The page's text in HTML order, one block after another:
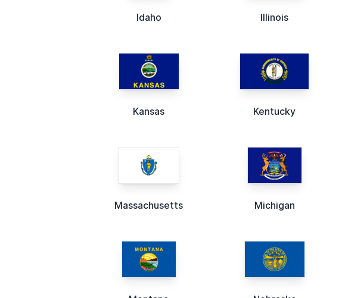
Idaho Illinois
Kansas Kentucky
Massachusetts Michigan